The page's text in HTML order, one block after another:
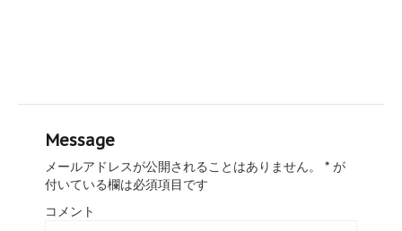
Message
メールアドレスが公開されることはありません。 * が
付いている欄は必須項目です
コメント